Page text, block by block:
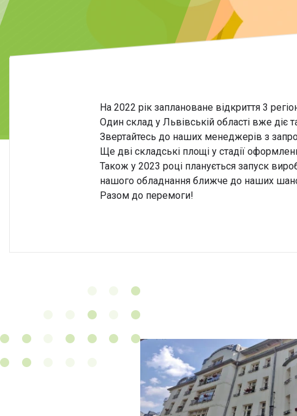
На 2022 рік заплановане відкриття 3
Один склад у Львівській області вже діє
Звертайтесь до наших менеджерів з
Ще дві складські площі у стадії
Також у 2023 році планується запуск
нашого обладнання ближче до наших
Разом до перемоги!